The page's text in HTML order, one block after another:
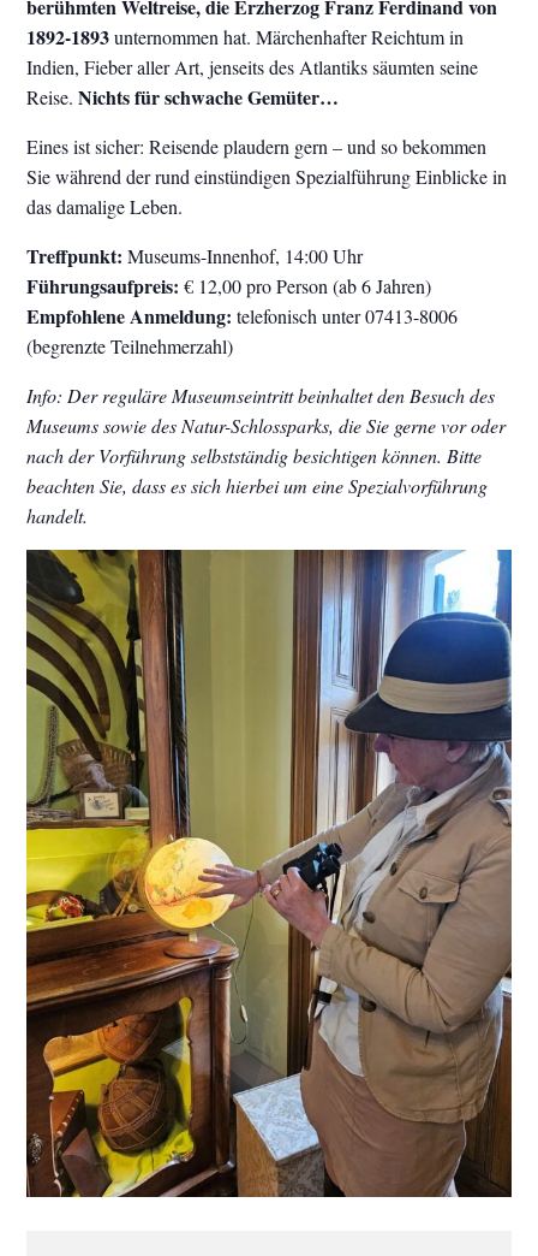
berühmten Weltreise, die Erzherzog Franz Ferdinand von
1892-1893unternommen hat. Märchenhafter Reichtum in
Indien, Fieber aller Art, jenseits des Atlantiks säumten seine
Reise.Nichts für schwache Gemüter…
Eines ist sicher: Reisende plaudern gern – und so bekommen
Sie während der rund einstündigen Spezialführung Einblicke in
das damalige Leben.
Treffpunkt: Museums-Innenhof, 14:00 Uhr
Führungsaufpreis: € 12,00 pro Person (ab 6 Jahren)
Empfohlene Anmeldung: telefonisch unter 07413-8006
(begrenzte Teilnehmerzahl)
Info: Der reguläre Museumseintritt beinhaltet den Besuch des
Museums sowie des Natur-Schlossparks, die Sie gerne vor oder
nach der Vorführung selbstständig besichtigen können. Bitte
beachten Sie, dass es sich hierbei um eine Spezialvorführung
handelt.